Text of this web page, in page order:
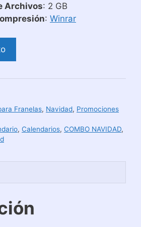
Archivos: 2 GB
: Winrar
Franelas, Navidad, Promociones
, Calendarios, COMBO NAVIDAD,